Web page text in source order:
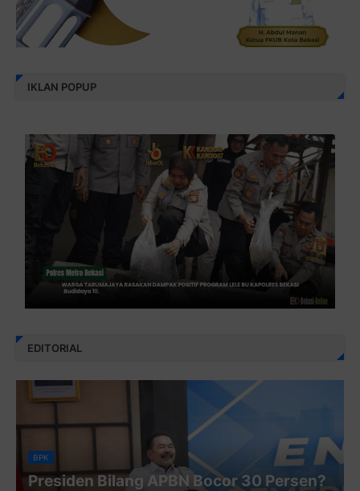
IKLAN POPUP
EDITORIAL
BPK
Presiden Bilang APBN Bocor 30 Persen?